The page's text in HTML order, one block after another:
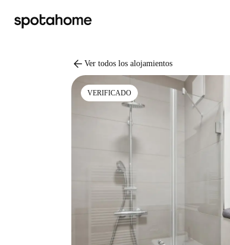
arrow_back Ver todos los alojamientos
VERIFICADO